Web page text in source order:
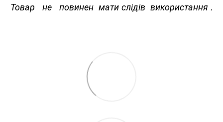
Товар не повинен мати слідів використання .